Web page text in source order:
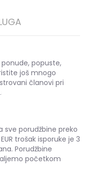
popuste,
još mnogo
članovi pri
sve porudžbine preko
trošak isporuke je 3
Porudžbine
početkom